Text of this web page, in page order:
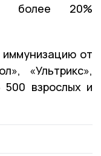
более 20%
от
«Ультрикс»,
500 взрослых и